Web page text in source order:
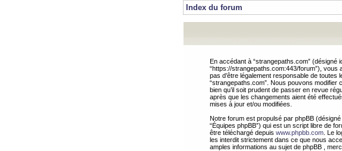
Index du forum
En accédant à “strangepaths.com” (désigné
“https://strangepaths.com:443/forum”), vous
pas d’être légalement responsable de
“strangepaths.com”. Nous pouvons modifier
bien qu’il soit prudent de passer en revue
après que les changements aient été
mises à jour et/ou modifiées.
Notre forum est propulsé par phpBB (désigné
“Équipes phpBB”) qui est un script libre de
être téléchargé depuis www.phpbb.com . Le
les interdit strictement dans ce que nous
amples informations au sujet de phpBB ,